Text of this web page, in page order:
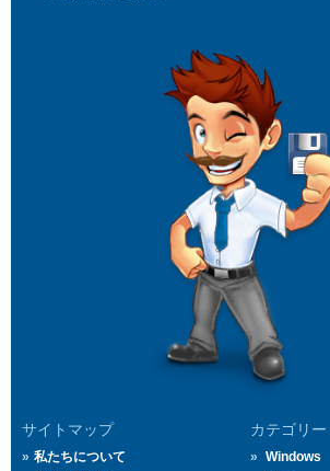
サイトマップ
私たちについて
カテゴリー
Windows